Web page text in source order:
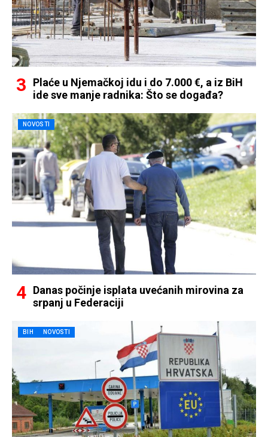
Plaće u Njemačkoj idu i do 7.000 €, a iz BiH
ide sve manje radnika: Što se događa?
NOVOSTI
Danas počinje isplata uvećanih mirovina za
srpanj u Federaciji
BIH NOVOSTI